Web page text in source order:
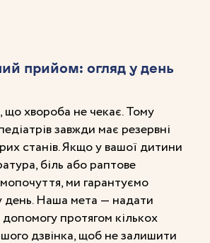
хвороба не чекає. Тому
завжди має резервні
станів. Якщо у вашої дитини
біль або раптове
ми гарантуємо
день. Наша мета — надати
допомогу протягом кількох
дзвінка, щоб не залишити
прийом: огляд у день